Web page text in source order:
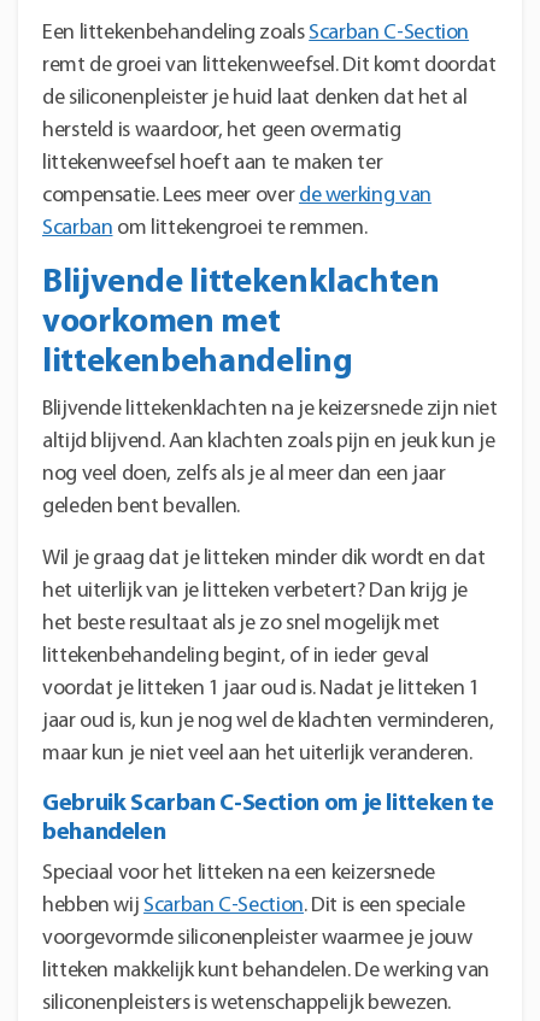
Een littekenbehandeling zoals Scarban C-Section
remt de groei van littekenweefsel. Dit komt doordat
de siliconenpleister je huid laat denken dat het al
hersteld is waardoor, het geen overmatig
littekenweefsel hoeft aan te maken ter
compensatie. Lees meer over de werking van
Scarban om littekengroei te remmen.
Blijvende littekenklachten
voorkomen met
littekenbehandeling
Blijvende littekenklachten na je keizersnede zijn niet
altijd blijvend. Aan klachten zoals pijn en jeuk kun je
nog veel doen, zelfs als je al meer dan een jaar
geleden bent bevallen.
Wil je graag dat je litteken minder dik wordt en dat
het uiterlijk van je litteken verbetert? Dan krijg je
het beste resultaat als je zo snel mogelijk met
littekenbehandeling begint, of in ieder geval
voordat je litteken 1 jaar oud is. Nadat je litteken 1
jaar oud is, kun je nog wel de klachten verminderen,
maar kun je niet veel aan het uiterlijk veranderen.
Gebruik Scarban C-Section om je litteken te
behandelen
Speciaal voor het litteken na een keizersnede
hebben wij Scarban C-Section. Dit is een speciale
voorgevormde siliconenpleister waarmee je jouw
litteken makkelijk kunt behandelen. De werking van
siliconenpleisters is wetenschappelijk bewezen.